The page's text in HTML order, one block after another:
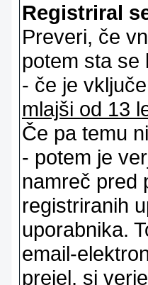
Registriral
Preveri, če
potem sta se
- če je
mlajši od 13
Če pa temu
- potem je
namreč pred
registriranih
uporabnika.
email-
prejel, si